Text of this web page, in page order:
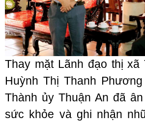
Thay mặt Lãnh đạo thị xã
Huỳnh Thị Thanh
Thành ủy Thuận An đã
sức khỏe và ghi nhận